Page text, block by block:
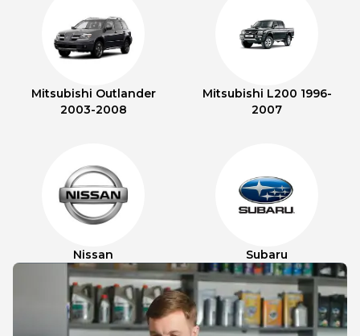
Mitsubishi Outlander
2003-2008
Mitsubishi L200 1996-
2007
Nissan Subaru